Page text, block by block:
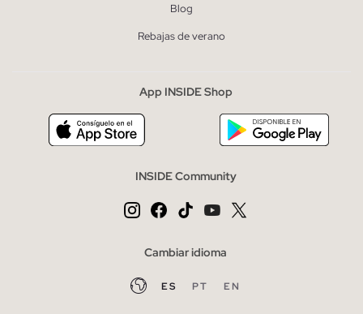
Blog
Rebajas de verano
App INSIDE Shop
INSIDE Community
Cambiar idioma
ES PT EN